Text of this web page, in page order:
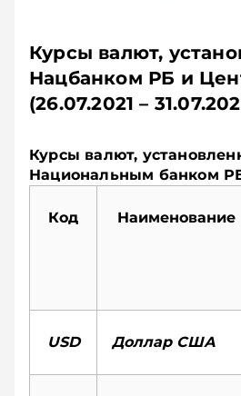
Курсы валют,
Нацбанком РБ и
(26.07.2021 –
Курсы валют,
Национальным банком
Код Наименование
USD Доллар США